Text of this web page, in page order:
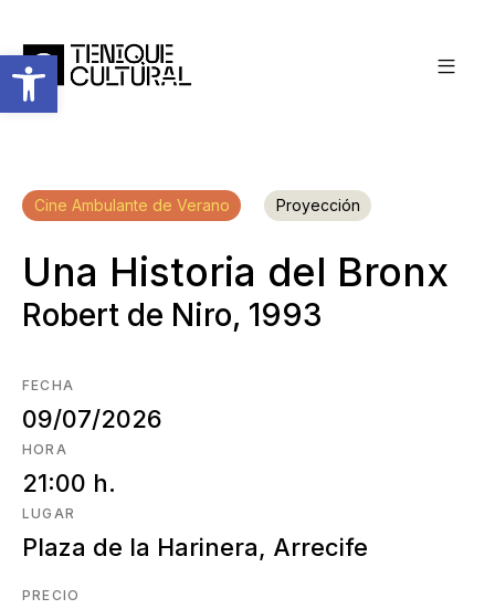
Abrir barra de herramientas
Cine Ambulante de Verano Proyección
Una Historia del Bronx
Robert de Niro, 1993
FECHA
09/07/2026
HORA
21:00 h.
LUGAR
Plaza de la Harinera, Arrecife
PRECIO